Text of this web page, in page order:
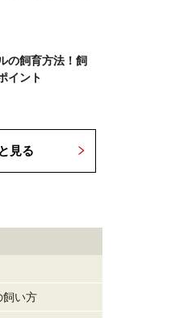
の飼育方法！飼
イント
見る
飼い方